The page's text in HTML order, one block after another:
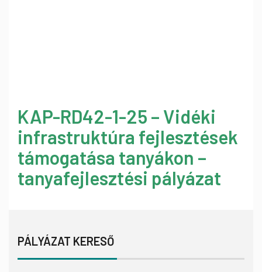
KAP-RD42-1-25 – Vidéki
infrastruktúra fejlesztések
támogatása tanyákon –
tanyafejlesztési pályázat
PÁLYÁZAT KERESŐ